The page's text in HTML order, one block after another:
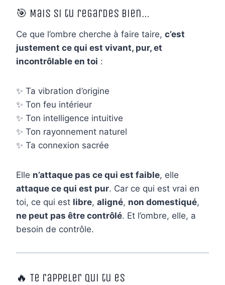
🎯 Mais si tu regardes bien…
Ce que l’ombre cherche à faire taire, c’est
justement ce qui est vivant, pur, et
incontrôlable en toi :
✨ Ta vibration d’origine
✨ Ton feu intérieur
✨ Ton intelligence intuitive
✨ Ton rayonnement naturel
✨ Ta connexion sacrée
Elle n’attaque pas ce qui est faible, elle
attaque ce qui est pur. Car ce qui est vrai en
toi, ce qui est libre, aligné, non domestiqué,
ne peut pas être contrôlé. Et l’ombre, elle, a
besoin de contrôle.
🔥 Te rappeler qui tu es